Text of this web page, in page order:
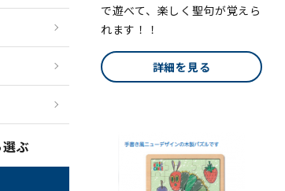
で遊べて、楽しく聖句が覚えら
れます！！
詳細を見る
ぶ